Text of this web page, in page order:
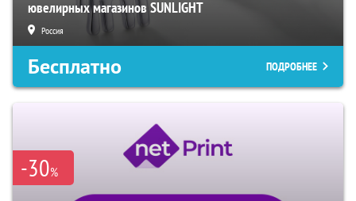
ювелирных магазинов SUNLIGHT
Россия
Бесплатно ПОДРОБНЕЕ
-30%